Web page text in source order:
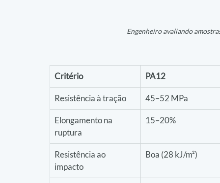
Engenheiro avaliando
Critério PA12
Resistência à tração 45–52 MPa
Elongamento na
ruptura
15–20%
Resistência ao
impacto
Boa (28 kJ/m²)